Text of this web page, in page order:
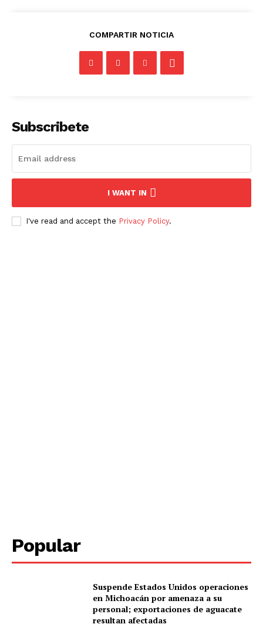
Sociedad y Negocios
Deportes
Política
COMPARTIR NOTICIA
Subscribete
I WANT IN
I've read and accept the Privacy Policy.
Popular
Suspende Estados Unidos operaciones
en Michoacán por amenaza a su
personal; exportaciones de aguacate
resultan afectadas